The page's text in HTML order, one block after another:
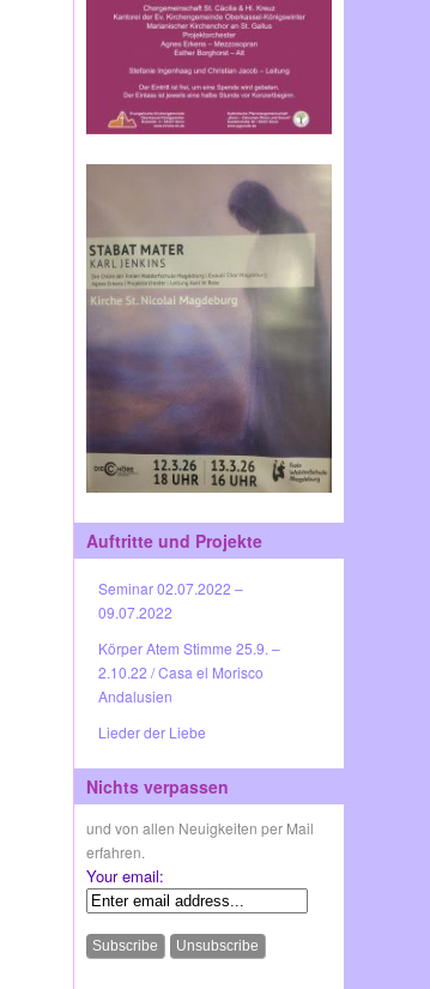
Auftritte und Projekte
Seminar 02.07.2022 –
09.07.2022
Körper Atem Stimme 25.9. –
2.10.22 / Casa el Morisco
Andalusien
Lieder der Liebe
Nichts verpassen
und von allen Neuigkeiten per Mail
erfahren.
Your email: